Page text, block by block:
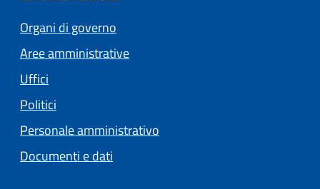
Organi di governo
Aree amministrative
Uffici
Politici
Personale amministrativo
Documenti e dati